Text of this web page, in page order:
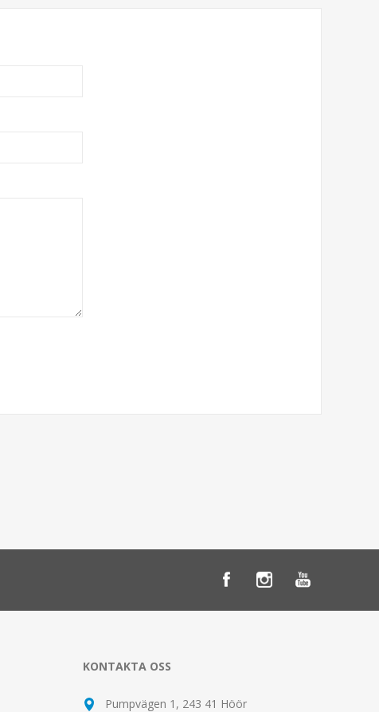
KONTAKTA OSS
Pumpvägen 1, 243 41 Höör